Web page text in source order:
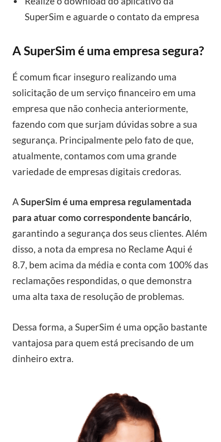
SuperSim e aguarde o contato da empresa
A SuperSim é uma empresa segura?
É comum ficar inseguro realizando uma
solicitação de um serviço financeiro em uma
empresa que não conhecia anteriormente,
fazendo com que surjam dúvidas sobre a sua
segurança. Principalmente pelo fato de que,
atualmente, contamos com uma grande
variedade de empresas digitais credoras.
ASuperSim é uma empresa regulamentada
para atuar como correspondente bancário,
garantindo a segurança dos seus clientes. Além
disso, a nota da empresa no Reclame Aqui é
8.7, bem acima da média e conta com 100% das
reclamações respondidas, o que demonstra
uma alta taxa de resolução de problemas.
Dessa forma, a SuperSim é uma opção bastante
vantajosa para quem está precisando de um
dinheiro extra.